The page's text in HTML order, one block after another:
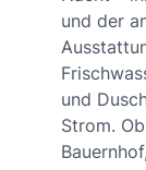
und der
und
Strom.